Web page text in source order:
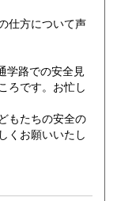
仕方について声
学路での安全見
ろです。お忙し
もたちの安全の
くお願いいたし